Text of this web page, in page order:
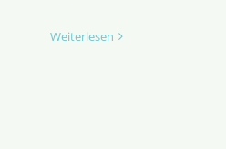
Weiterlesen